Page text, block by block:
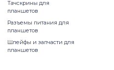
Тачскрины для
планшетов
Разъемы питания для
планшетов
Шлейфы и запчасти для
планшетов